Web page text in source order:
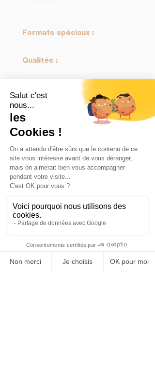
Formats spéciaux :
Qualités :
640 à 700kg/m3
Collage :
Collage intérieur & collage extérieur
Exemples d'utilisation :
Agencement de magasins, fabrication
de meubles, petits objets décoratifs,
flight cases, enseignes de commerces,
Prestations supplémentaires
:
commande numérique, perçage,
vernis, vernis intumescent, lasure,